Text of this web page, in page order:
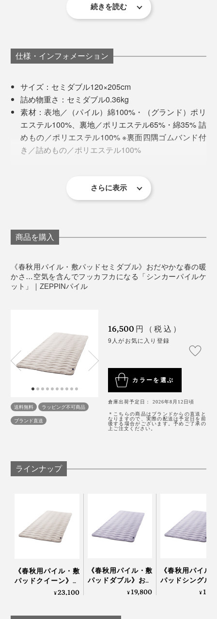
糸”と呼ばれる『スーパーZERO』を採用しているから。
『スーパーZERO』は、吸水力の高いタオルづくりで知
られる、岐阜・浅野撚糸の特許技術。
を撚り合せたら、熱湯に入れます。すると、糸が溶け
て“すき間”ができた分、撚りを戻そうとする糸がふくら
水溶性の繊維が溶けて、すき間ができた分、“ふくらむ糸”『スーパーZERO』
空気をたっぷり含んだ『スーパーZERO』で、「シンカ
タオルのような、両面パイル生地と違って、表面だけに
い始めよりふっくら柔らかい感触に育ちます。
MONOCOで人気を誇る、夏用の8重ガーゼケット
ZEPPINハグエアー
』、冬用の発熱くしゅくしゅ毛布
『ZEPPIN』シリーズのメーカーである、ディーブレス
プロ。
パイル』を開発したそうです。
に、ケバ落ちが少ない耐久性との両立をめざして、試作
をくり返し、パイル地のループ長さを2.2mmでつくりま
した。
ループが短いと、ふんわり感が物足りない。長いと、ケ
バ落ちが増えて、ヘタリやすくなることから、2.2mmと
いうパイル長さを極めた逸品です。
続きを読む
仕様・インフォメーション
サイズ：セミダブル120×205cm
詰め物重さ：セミダブル0.36kg
素材：表地／（パイル）綿100%・（グランド）ポリ
エステル100%、裏地／ポリエステル65%・綿35% 詰
めもの／ポリエステル100% ※裏面四隅ゴムバンド付
き／詰めもの／ポリエステル100%
さらに表示
商品を購入
《春秋用パイル・敷パッドセミダブル》おだやかな春の暖
かさ…空気を含んでフッカフカになる「シンカーパイルケ
ット」｜ZEPPINパイル
送料無料
ラッピング不可商品
ブランド直送
16,500 円（税込）
9人がお気に入り登録
カラーを選ぶ
倉庫出荷予定日： 2026年8月12日頃
＊こちらの商品はブランドからの直送と
なりますので、実際の配送は予定日を前
後する場合がございます。予めご了承の
上ご注文ください。
ラインナップ
《春秋用パイル・敷
パッドクイーン》お
だやかな春の暖かさ…
¥23,100
《春秋用パイル・敷
パッドダブル》おだ
やかな春の暖かさ…空
¥19,800
《春秋用パイル
パッドシングル
だやかな春の暖か
¥